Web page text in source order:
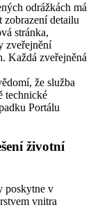
odrážkách má
zobrazení detailu
stránka,
zveřejnění
Každá zveřejněná
že služba
technické
Portálu
životní
poskytne v
vnitra